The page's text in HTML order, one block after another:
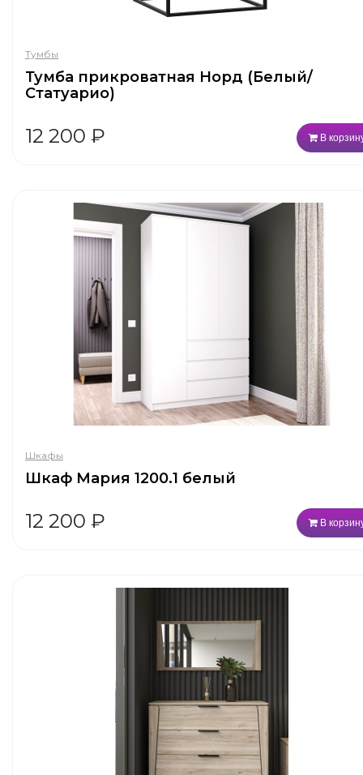
Тумбы
Тумба прикроватная Норд (Белый/
Статуарио)
12 200 ₽ В
Шкафы
Шкаф Мария 1200.1 белый
12 200 ₽ В